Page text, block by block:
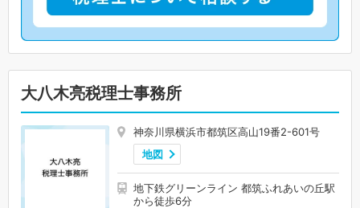
大八木亮税理士事務所
神奈川県横浜市都筑区高山19番2-601号
地図
地下鉄グリーンライン 都筑ふれあいの丘駅
から徒歩6分